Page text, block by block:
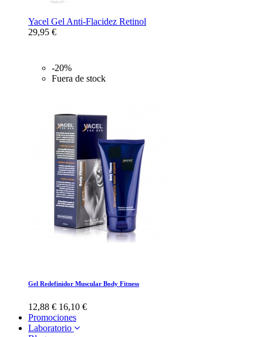
Yacel Gel Anti-Flacidez Retinol
29,95 €
-20%
Fuera de stock
Gel Redefinidor Muscular Body Fitness
12,88 € 16,10 €
Promociones
Laboratorio